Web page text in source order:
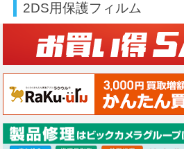
2DS用保護フィルム